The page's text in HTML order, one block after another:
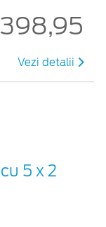
Vezi detalii
5 x 2